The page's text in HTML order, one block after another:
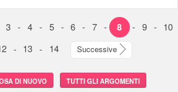
3 - 4 - 5 - 6 - 7 - 8 - 9 - 10
- 13 - 14 Successive
DI NUOVO TUTTI GLI ARGOMENTI